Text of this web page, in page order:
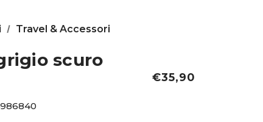
Travel & Accessori
scuro
€35,90